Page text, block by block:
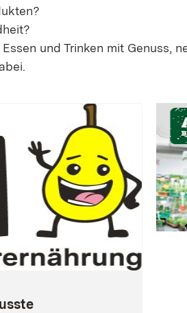
und Trinken mit Genuss,
Fenster)